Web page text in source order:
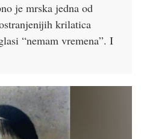
je mrska jedna od
krilatica
“nemam vremena”. I